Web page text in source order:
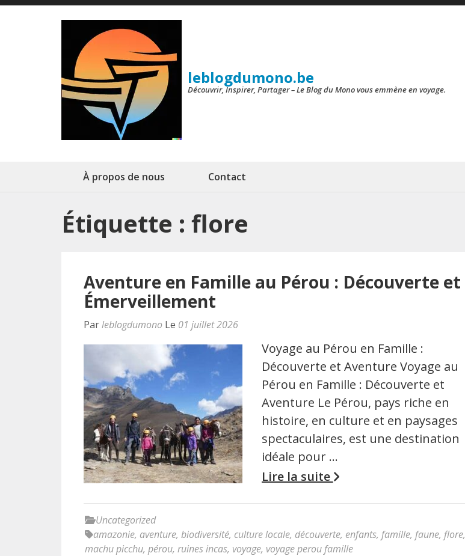
Aller
leblogdumono.be
Découvrir, Inspirer, Partager – Le Blog du Mono vous emmène en voyage.
À propos de nous Contact
Étiquette : flore
Aventure en Famille au Pérou : Découverte et
Émerveillement
Parleblogdumono Le 01 juillet 2026
Voyage au Pérou en Famille :
Découverte et Aventure Voyage au
Pérou en Famille : Découverte et
Aventure Le Pérou, pays riche en
histoire, en culture et en paysages
spectaculaires, est une destination
idéale pour …
Lire la suite
Uncategorized
amazonie, aventure, biodiversité, culture locale, découverte, enfants, famille, faune, flore,
machu picchu, pérou, ruines incas, voyage, voyage perou famille